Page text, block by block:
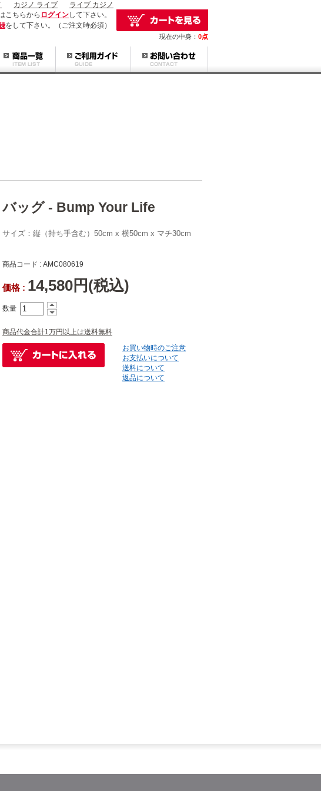
カジノ ライブ
ライブ カジノ
こちらから ログインして下さい。
をして下さい。（ご注文時必須）
現在の中身： 0点
バッグ - Bump Your Life
サイズ：縦（持ち手含む）50cm x 横50cm x マチ30cm
商品コード : AMC080619
価格 : 14,580円(税込)
数量
商品代金合計1万円以上は送料無料
お買い物時のご注意
お支払いについて
送料について
返品について